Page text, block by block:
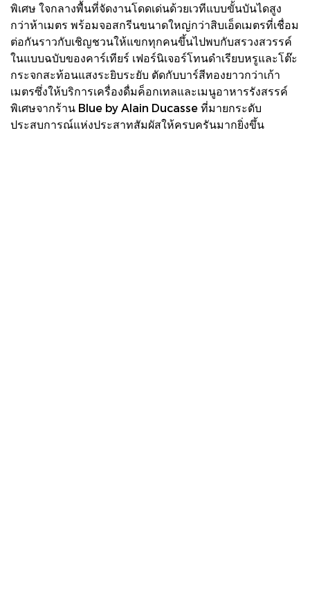
พิเศษ ใจกลางพื้นที่จัดงานโดดเด่นด้วยเวทีแบบขั้นบันไดสูง
กว่าห้าเมตร พร้อมจอสกรีนขนาดใหญ่กว่าสิบเอ็ดเมตรที่เชื่อม
ต่อกันราวกับเชิญชวนให้แขกทุกคนขึ้นไปพบกับสรวงสวรรค์
ในแบบฉบับของคาร์เทียร์ เฟอร์นิเจอร์โทนดำเรียบหรูและโต๊ะ
กระจกสะท้อนแสงระยิบระยับ ตัดกับบาร์สีทองยาวกว่าเก้า
เมตรซึ่งให้บริการเครื่องดื่มค็อกเทลและเมนูอาหารรังสรรค์
พิเศษจากร้าน Blue by Alain Ducasse ที่มายกระดับ
ประสบการณ์แห่งประสาทสัมผัสให้ครบครันมากยิ่งขึ้น